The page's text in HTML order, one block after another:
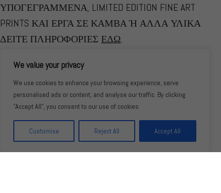
We value your privacy
We use cookies to enhance your browsing experience, serve
personalised ads or content, and analyse our traffic. By clicking
"Accept All", you consent to our use of cookies.
Customise Reject All Accept All
ΥΠΟΓΕΓΡΑΜΜΕΝΑ, LIMITED EDITION FINE ART
PRINTS ΚΑΙ ΕΡΓΑ ΣΕ ΚΑΜΒΑ Ή ΑΛΛΑ ΥΛΙΚΑ
ΔΕΙΤΕ ΠΛΗΡΟΦΟΡΙΕΣ ΕΔΩ.
Konstans ZafeiriAwarded Fine Art Photography